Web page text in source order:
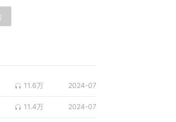
11.6万 2024-07
11.4万 2024-07